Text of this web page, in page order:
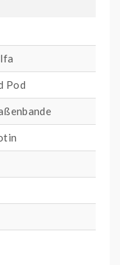
Pod